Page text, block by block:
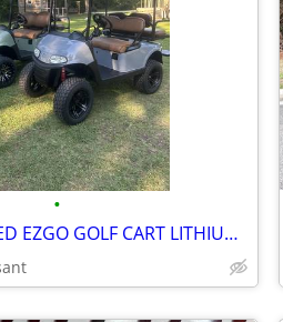
•
*** DEAL !!! LIFTED EZGO GOLF CART LITHIUM !! - FREE DELIVERY !!!